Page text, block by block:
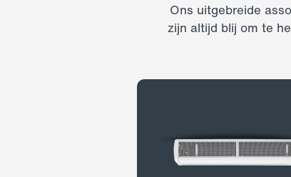
Ons uitgebreide
zijn altijd blij om te